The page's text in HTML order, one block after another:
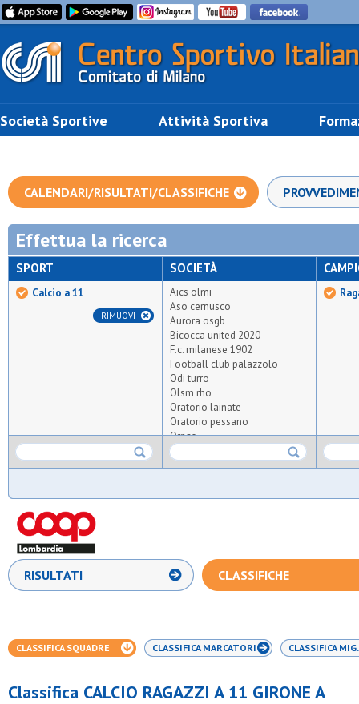
Società Sportive Attività Sportiva
CALENDARI/RISULTATI/CLASSIFICHE
Effettua la ricerca
SPORT
Calcio a 11
RIMUOVI
SOCIETÀ
Aics olmi
Aso cernusco
Aurora osgb
Bicocca united 2020
F.c. milanese 1902
Football club palazzolo
Odi turro
Olsm rho
Oratorio lainate
Oratorio pessano
Orpas
Osa
Osds
Virtus abbiatense
Virtus bovisio
Volantes osa
RISULTATI CLASSIFICHE
CLASSIFICA SQUADRE CLASSIFICA MARCATORI CLASSIFICA
Classifica CALCIO RAGAZZI A 11 GIRONE A